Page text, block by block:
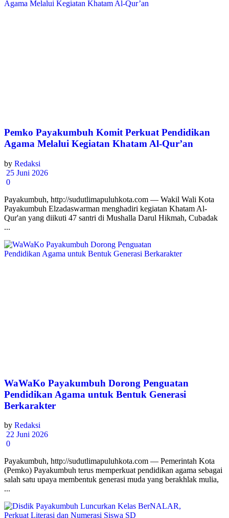
Pemko Payakumbuh Komit Perkuat Pendidikan
Agama Melalui Kegiatan Khatam Al-Qur’an
by Redaksi
25 Juni 2026
0
Payakumbuh, http://sudutlimapuluhkota.com — Wakil Wali Kota
Payakumbuh Elzadaswarman menghadiri kegiatan Khatam Al-
Qur'an yang diikuti 47 santri di Mushalla Darul Hikmah, Cubadak
...
WaWaKo Payakumbuh Dorong Penguatan
Pendidikan Agama untuk Bentuk Generasi
Berkarakter
by Redaksi
22 Juni 2026
0
Payakumbuh, http://sudutlimapuluhkota.com — Pemerintah Kota
(Pemko) Payakumbuh terus memperkuat pendidikan agama sebagai
salah satu upaya membentuk generasi muda yang berakhlak mulia,
...